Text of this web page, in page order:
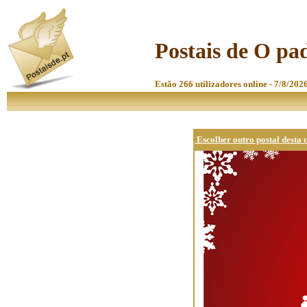
Postais de O
Estão 266 utilizadores online - 7/8/
Escolher outro postal desta